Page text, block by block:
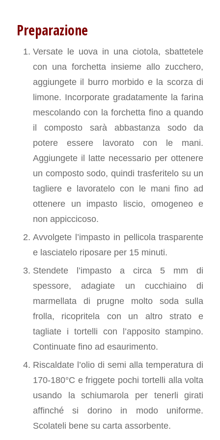
Preparazione
Versate le uova in una ciotola, sbattetele
con una forchetta insieme allo zucchero,
aggiungete il burro morbido e la scorza di
limone. Incorporate gradatamente la farina
mescolando con la forchetta fino a quando
il composto sarà abbastanza sodo da
potere essere lavorato con le mani.
Aggiungete il latte necessario per ottenere
un composto sodo, quindi trasferitelo su un
tagliere e lavoratelo con le mani fino ad
ottenere un impasto liscio, omogeneo e
non appiccicoso.
Avvolgete l’impasto in pellicola trasparente
e lasciatelo riposare per 15 minuti.
Stendete l’impasto a circa 5 mm di
spessore, adagiate un cucchiaino di
marmellata di prugne molto soda sulla
frolla, ricopritela con un altro strato e
tagliate i tortelli con l’apposito stampino.
Continuate fino ad esaurimento.
Riscaldate l’olio di semi alla temperatura di
170-180°C e friggete pochi tortelli alla volta
usando la schiumarola per tenerli girati
affinché si dorino in modo uniforme.
Scolateli bene su carta assorbente.